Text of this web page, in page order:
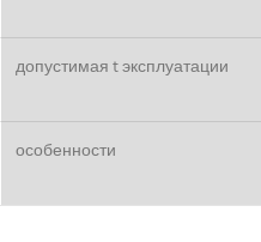
допустимая t эксплуатации
особенности